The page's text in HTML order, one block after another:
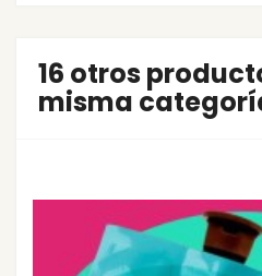
16 otros
misma